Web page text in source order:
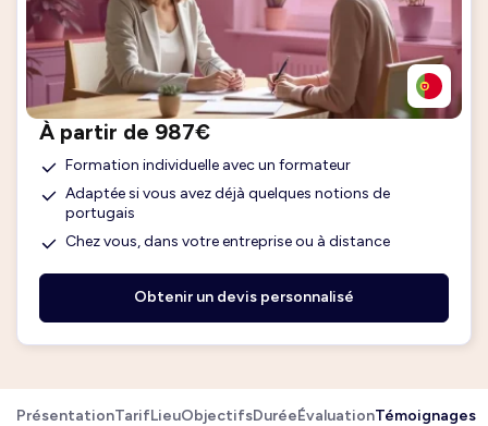
À partir de 987€
Formation individuelle avec un formateur
Adaptée si vous avez déjà quelques notions de
portugais
Chez vous, dans votre entreprise ou à distance
Obtenir un devis personnalisé
PrésentationTarifLieuObjectifsDuréeÉvaluationTémoignages